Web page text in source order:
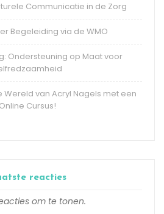
Communicatie in de Zorg
Begeleiding via de WMO
Ondersteuning op Maat voor
van Acryl Nagels met een
Online Cursus!
reacties
om te tonen.